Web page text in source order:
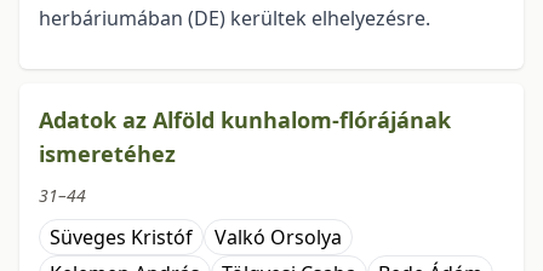
herbáriumában (DE) kerültek elhelyezésre.
Adatok az Alföld kunhalom-flórájának
ismeretéhez
31–44
Süveges Kristóf
Valkó Orsolya